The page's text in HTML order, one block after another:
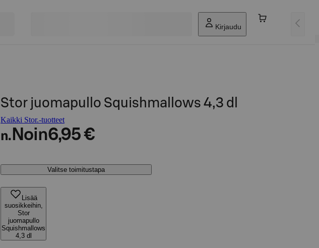
Kirjaudu
Stor juomapullo Squishmallows 4,3 dl
Kaikki Stor.-tuotteet
n. Noin6,95 €
Valitse toimitustapa
Lisää
suosikkeihin,
Stor
juomapullo
Squishmallows
4,3 dl